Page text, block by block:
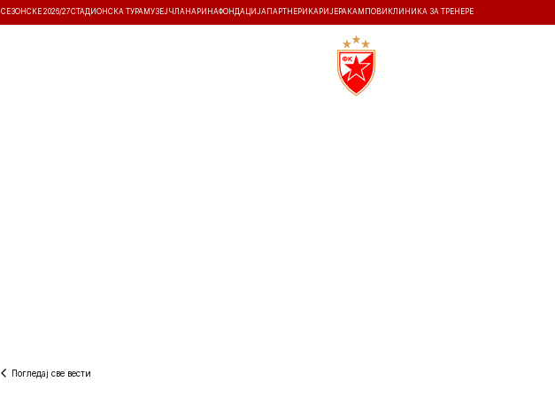
СЕЗОНСКЕ 2026/27СТАДИОНСКА ТУРА МУЗЕЈ ЧЛАНАРИНАФОНДАЦИЈА ПАРТНЕРИ КАРИЈЕРА КАМПОВИ КЛИНИКА ЗА ТРЕНЕРЕ
Погледај све вести